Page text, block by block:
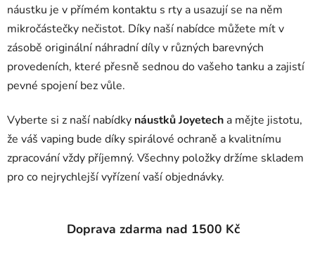
náustku je v přímém kontaktu s rty a usazují se na něm
mikročástečky nečistot. Díky naší nabídce můžete mít v
zásobě originální náhradní díly v různých barevných
provedeních, které přesně sednou do vašeho tanku a zajistí
pevné spojení bez vůle.
Vyberte si z naší nabídky náustků Joyetech a mějte jistotu,
že váš vaping bude díky spirálové ochraně a kvalitnímu
zpracování vždy příjemný. Všechny položky držíme skladem
pro co nejrychlejší vyřízení vaší objednávky.
Doprava zdarma nad 1500 Kč